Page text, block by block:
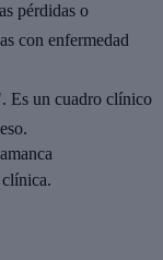
pérdidas o
con enfermedad
Es un cuadro clínico